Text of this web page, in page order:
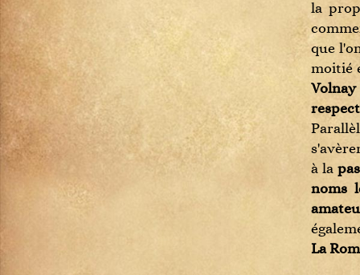
Dolcetto d'Alba
Dom Pérignon
Génépi
Gevrey-Chambertin
Gewurztraminer
Gigondas
la
que
moitié
Volnay
à la
noms
La